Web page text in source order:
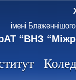
імені
“ВНЗ